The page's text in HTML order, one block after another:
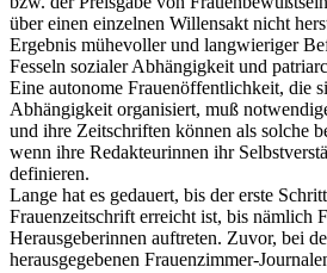
über einen einzelnen Willensakt nicht
Ergebnis mühevoller und langwieriger
Fesseln sozialer Abhängigkeit und
Eine autonome Frauenöffentlichkeit, die
Abhängigkeit organisiert, muß
und ihre Zeitschriften können als solche
wenn ihre Redakteurinnen ihr
definieren.
Lange hat es gedauert, bis der erste
Frauenzeitschrift erreicht ist, bis nämlich
Herausgeberinnen auftreten. Zuvor, bei
herausgegebenen Frauenzimmer-